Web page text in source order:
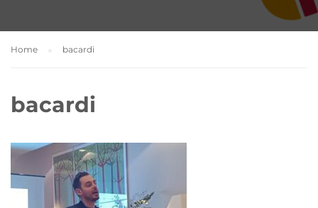
Home bacardi
bacardi